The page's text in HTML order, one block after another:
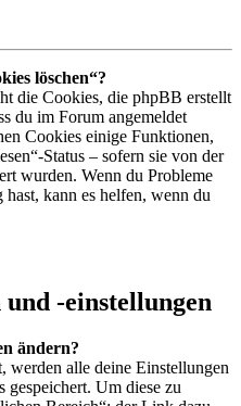
löschen“?
die Cookies, die phpBB erstellt
du im Forum angemeldet
Cookies einige Funktionen,
Status – sofern sie von der
wurden. Wenn du Probleme
kann es helfen, wenn du
-einstellungen
ändern?
werden alle deine Einstellungen
gespeichert. Um diese zu